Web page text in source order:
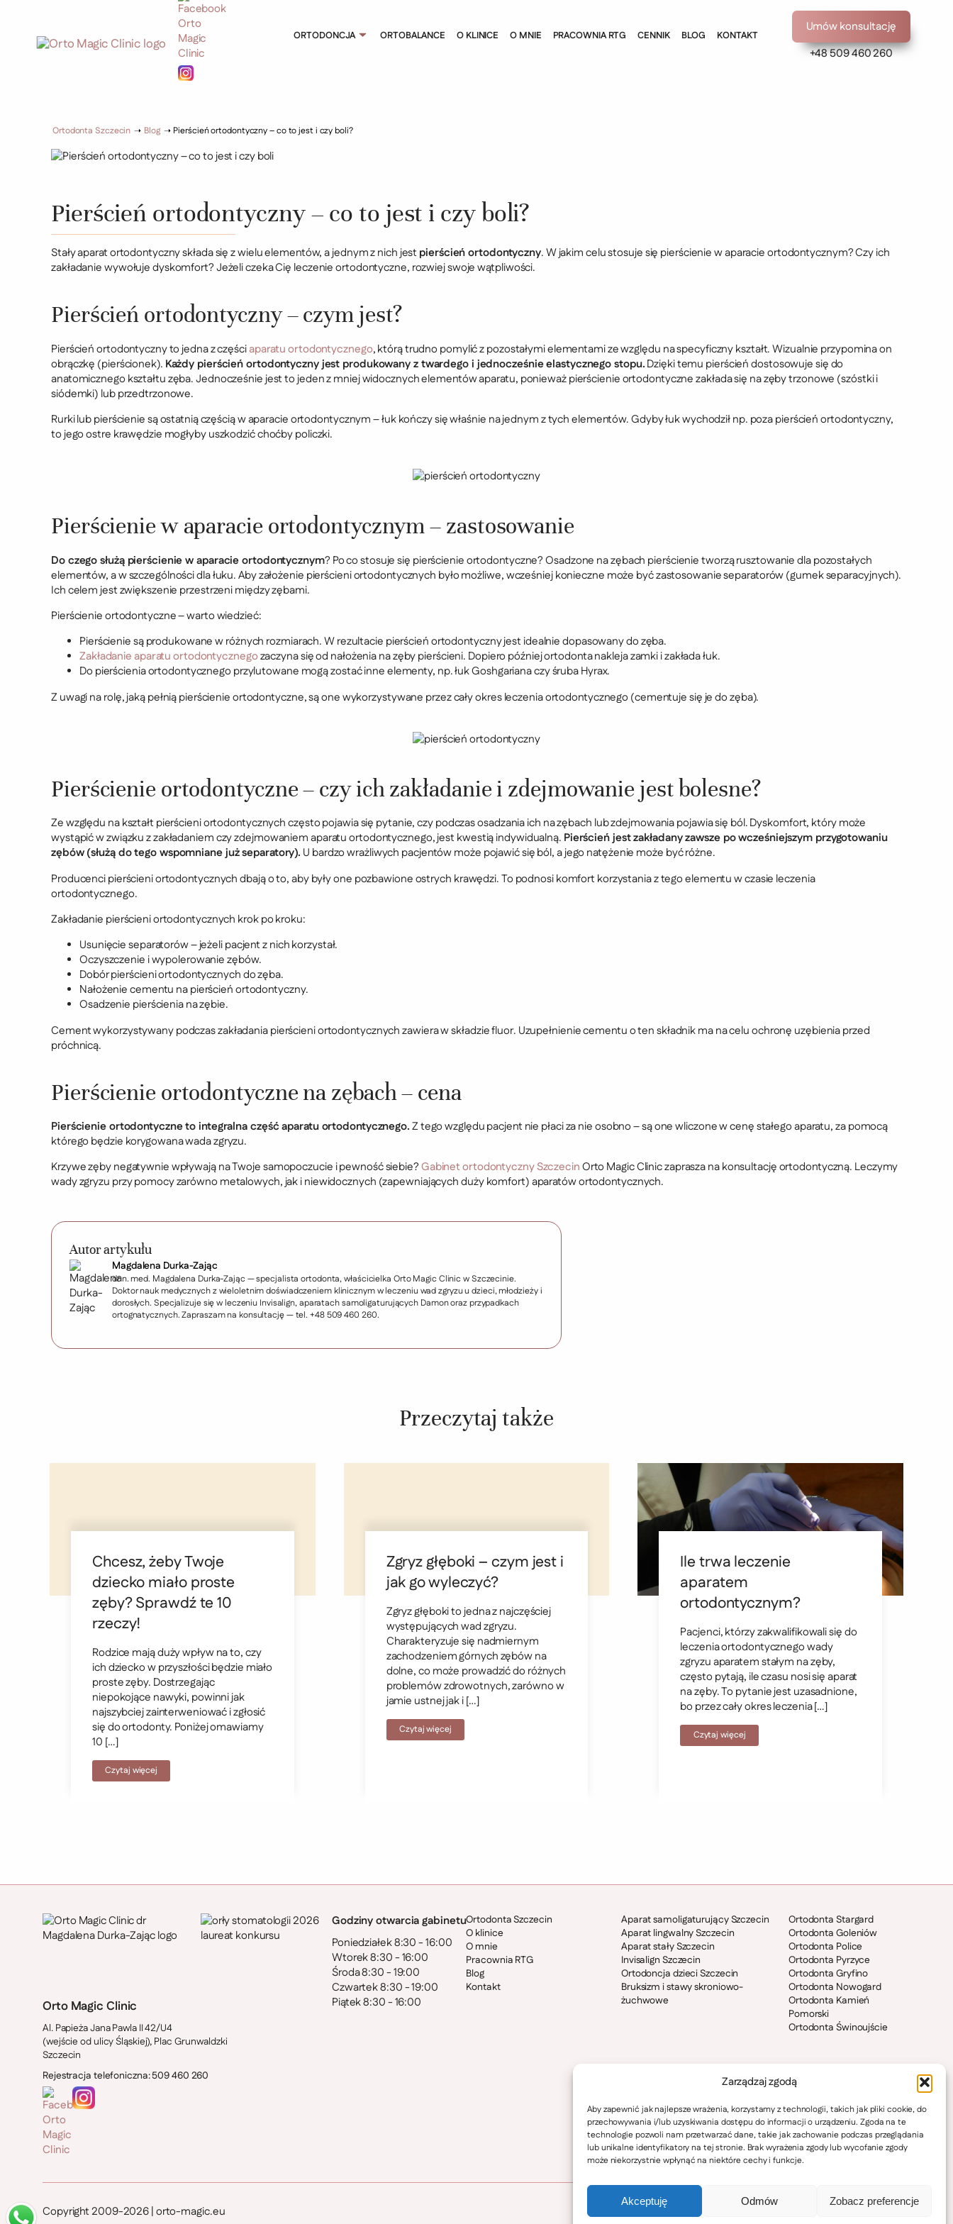
Zarządzaj zgodą
Aby zapewnić jak najlepsze wrażenia, korzystamy z technologii, takich jak pliki cookie, do
przechowywania i/lub uzyskiwania dostępu do informacji o urządzeniu. Zgoda na te
technologie pozwoli nam przetwarzać dane, takie jak zachowanie podczas przeglądania
lub unikalne identyfikatory na tej stronie. Brak wyrażenia zgody lub wycofanie zgody
może niekorzystnie wpłynąć na niektóre cechy i funkcje.
Akceptuję Odmów Zobacz preferencje
ORTODONCJA ORTOBALANCE O KLINICE O MNIE PRACOWNIA RTG CENNIK BLOG KONTAKT
Umów konsultację
+48 509 460 260
Ortodonta Szczecin ➝ Blog ➝ Pierścień ortodontyczny – co to jest i czy boli?
Pierścień ortodontyczny – co to jest i czy boli?
Stały aparat ortodontyczny składa się z wielu elementów, a jednym z nich jest pierścień ortodontyczny. W jakim celu stosuje się pierścienie w aparacie ortodontycznym? Czy ich
zakładanie wywołuje dyskomfort? Jeżeli czeka Cię leczenie ortodontyczne, rozwiej swoje wątpliwości.
Pierścień ortodontyczny – czym jest?
Pierścień ortodontyczny to jedna z częściaparatu ortodontycznego, którą trudno pomylić z pozostałymi elementami ze względu na specyficzny kształt. Wizualnie przypomina on
obrączkę (pierścionek). Każdy pierścień ortodontyczny jest produkowany z twardego i jednocześnie elastycznego stopu.Dzięki temu pierścień dostosowuje się do
anatomicznego kształtu zęba. Jednocześnie jest to jeden z mniej widocznych elementów aparatu, ponieważ pierścienie ortodontyczne zakłada się na zęby trzonowe (szóstki i
siódemki) lub przedtrzonowe.
Rurki lub pierścienie są ostatnią częścią w aparacie ortodontycznym – łuk kończy się właśnie na jednym z tych elementów. Gdyby łuk wychodził np. poza pierścień ortodontyczny,
to jego ostre krawędzie mogłyby uszkodzić choćby policzki.
Pierścienie w aparacie ortodontycznym – zastosowanie
Do czego służą pierścienie w aparacie ortodontycznym? Po co stosuje się pierścienie ortodontyczne? Osadzone na zębach pierścienie tworzą rusztowanie dla pozostałych
elementów, a w szczególności dla łuku. Aby założenie pierścieni ortodontycznych było możliwe, wcześniej konieczne może być zastosowanie separatorów (gumek separacyjnych).
Ich celem jest zwiększenie przestrzeni między zębami.
Pierścienie ortodontyczne – warto wiedzieć:
Pierścienie są produkowane w różnych rozmiarach. W rezultacie pierścień ortodontyczny jest idealnie dopasowany do zęba.
Zakładanie aparatu ortodontycznegozaczyna się od nałożenia na zęby pierścieni. Dopiero później ortodonta nakleja zamki i zakłada łuk.
Do pierścienia ortodontycznego przylutowane mogą zostać inne elementy, np. łuk Goshgariana czy śruba Hyrax.
Z uwagi na rolę, jaką pełnią pierścienie ortodontyczne, są one wykorzystywane przez cały okres leczenia ortodontycznego (cementuje się je do zęba).
Pierścienie ortodontyczne – czy ich zakładanie i zdejmowanie jest bolesne?
Ze względu na kształt pierścieni ortodontycznych często pojawia się pytanie, czy podczas osadzania ich na zębach lub zdejmowania pojawia się ból. Dyskomfort, który może
wystąpić w związku z zakładaniem czy zdejmowaniem aparatu ortodontycznego, jest kwestią indywidualną. Pierścień jest zakładany zawsze po wcześniejszym przygotowaniu
zębów (służą do tego wspomniane już separatory). U bardzo wrażliwych pacjentów może pojawić się ból, a jego natężenie może być różne.
Producenci pierścieni ortodontycznych dbają o to, aby były one pozbawione ostrych krawędzi. To podnosi komfort korzystania z tego elementu w czasie leczenia
ortodontycznego.
Zakładanie pierścieni ortodontycznych krok po kroku:
Usunięcie separatorów – jeżeli pacjent z nich korzystał.
Oczyszczenie i wypolerowanie zębów.
Dobór pierścieni ortodontycznych do zęba.
Nałożenie cementu na pierścień ortodontyczny.
Osadzenie pierścienia na zębie.
Cement wykorzystywany podczas zakładania pierścieni ortodontycznych zawiera w składzie fluor. Uzupełnienie cementu o ten składnik ma na celu ochronę uzębienia przed
próchnicą.
Pierścienie ortodontyczne na zębach – cena
Pierścienie ortodontyczne to integralna część aparatu ortodontycznego.Z tego względu pacjent nie płaci za nie osobno – są one wliczone w cenę stałego aparatu, za pomocą
którego będzie korygowana wada zgryzu.
Krzywe zęby negatywnie wpływają na Twoje samopoczucie i pewność siebie?Gabinet ortodontyczny SzczecinOrto Magic Clinic zaprasza na konsultację ortodontyczną. Leczymy
wady zgryzu przy pomocy zarówno metalowych, jak i niewidocznych (zapewniających duży komfort) aparatów ortodontycznych.
Autor artykułu
Magdalena Durka-Zając
dr n. med. Magdalena Durka-Zając — specjalista ortodonta, właścicielka Orto Magic Clinic w Szczecinie.
Doktor nauk medycznych z wieloletnim doświadczeniem klinicznym w leczeniu wad zgryzu u dzieci, młodzieży i
dorosłych. Specjalizuje się w leczeniu Invisalign, aparatach samoligaturujących Damon oraz przypadkach
ortognatycznych. Zapraszam na konsultację — tel. +48 509 460 260.
Przeczytaj także
Chcesz, żeby Twoje
dziecko miało proste
zęby? Sprawdź te 10
rzeczy!
Rodzice mają duży wpływ na to, czy
ich dziecko w przyszłości będzie miało
proste zęby. Dostrzegając
niepokojące nawyki, powinni jak
najszybciej zainterweniować i zgłosić
się do ortodonty. Poniżej omawiamy
10 […]
Czytaj więcej
Zgryz głęboki – czym jest i
jak go wyleczyć?
Zgryz głęboki to jedna z najczęściej
występujących wad zgryzu.
Charakteryzuje się nadmiernym
zachodzeniem górnych zębów na
dolne, co może prowadzić do różnych
problemów zdrowotnych, zarówno w
jamie ustnej jak i […]
Czytaj więcej
Ile trwa leczenie
aparatem
ortodontycznym?
Pacjenci, którzy zakwalifikowali się do
leczenia ortodontycznego wady
zgryzu aparatem stałym na zęby,
często pytają, ile czasu nosi się aparat
na zęby. To pytanie jest uzasadnione,
bo przez cały okres leczenia […]
Czytaj więcej
Orto Magic Clinic
Al. Papieża Jana Pawla II 42/U4
(wejście od ulicy Śląskiej), Plac Grunwaldzki
Szczecin
Rejestracja telefoniczna: 509 460 260
Godziny otwarcia gabinetu
Poniedziałek 8:30 - 16:00
Wtorek 8:30 - 16:00
Środa 8:30 - 19:00
Czwartek 8:30 - 19:00
Piątek 8:30 - 16:00
Ortodonta Szczecin
O klinice
O mnie
Pracownia RTG
Blog
Kontakt
Aparat samoligaturujący Szczecin
Aparat lingwalny Szczecin
Aparat stały Szczecin
Invisalign Szczecin
Ortodoncja dzieci Szczecin
Bruksizm i stawy skroniowo-
żuchwowe
Ortodonta Stargard
Ortodonta Goleniów
Ortodonta Police
Ortodonta Pyrzyce
Ortodonta Gryfino
Ortodonta Nowogard
Ortodonta Kamień
Pomorski
Ortodonta Świnoujście
Copyright 2009-2026 | orto-magic.eu